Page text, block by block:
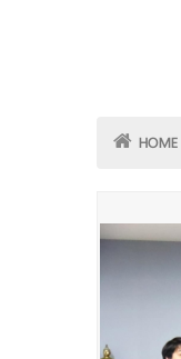
HOME